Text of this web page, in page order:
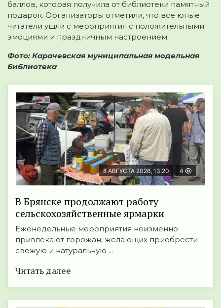
баллов, которая получила от библиотеки памятный
подарок. Организаторы отметили, что все юные
читатели ушли с мероприятия с положительными
эмоциями и праздничным настроением.
Фото: Карачевская муниципальная модельная
библиотека
8 АВГУСТА 2026, 13:20 4
В Брянске продолжают работу
сельскохозяйственные ярмарки
Еженедельные мероприятия неизменно
привлекают горожан, желающих приобрести
свежую и натуральную ...
Читать далее